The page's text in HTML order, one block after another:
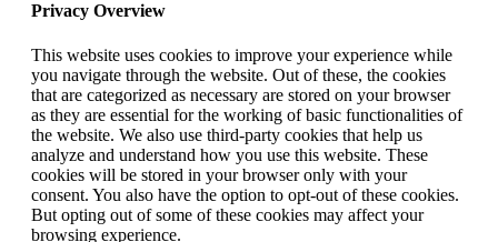
Privacy Overview
This website uses cookies to improve your experience while
you navigate through the website. Out of these, the cookies
that are categorized as necessary are stored on your browser
as they are essential for the working of basic functionalities of
the website. We also use third-party cookies that help us
analyze and understand how you use this website. These
cookies will be stored in your browser only with your
consent. You also have the option to opt-out of these cookies.
But opting out of some of these cookies may affect your
browsing experience.